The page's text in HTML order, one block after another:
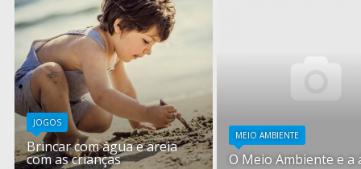
JOGOS
Brincar com água e areia
com as crianças
MEIO AMBIENTE
O Meio Ambiente e a